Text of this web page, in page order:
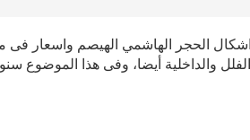
اشكال الحجر الهاشمي الهيصم واسعار
والداخلية أيضا، وفى هذا الموضوع